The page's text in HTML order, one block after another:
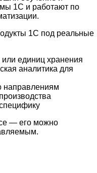
1С и работают по
1С под реальные
или единиц хранения
аналитика для
направлениям
— его можно